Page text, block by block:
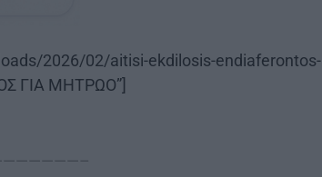
2026/02/aitisi-ekdilosis-endiaferontos-
ΓΙΑ ΜΗΤΡΩΟ”]